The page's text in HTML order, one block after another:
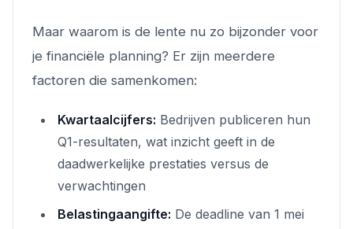
Maar waarom is de lente nu zo bijzonder voor
je financiële planning? Er zijn meerdere
factoren die samenkomen:
Kwartaalcijfers: Bedrijven publiceren hun
Q1-resultaten, wat inzicht geeft in de
daadwerkelijke prestaties versus de
verwachtingen
Belastingaangifte: De deadline van 1 mei